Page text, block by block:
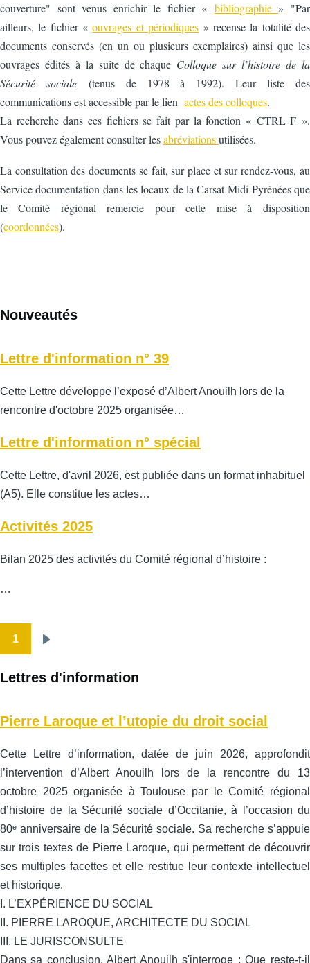
couverture" sont venus enrichir le fichier « bibliographie » "Par
ailleurs, le fichier «ouvrages et périodiques » recense la totalité des
documents conservés (en un ou plusieurs exemplaires) ainsi que les
ouvrages édités à la suite de chaque Colloque sur l’histoire de la
Sécurité sociale (tenus de 1978 à 1992). Leur liste des
communications est accessible par le lien actes des colloques.
La recherche dans ces fichiers se fait par la fonction « CTRL F ».
Vous pouvez également consulter lesabréviationsutilisées.
La consultation des documents se fait, sur place et sur rendez-vous, au
Service documentation dans les locaux de la Carsat Midi-Pyrénées que
le Comité régional remercie pour cette mise à disposition
(coordonnées).
Nouveautés
Lettre d'information n° 39
Cette Lettre développe l’exposé d’Albert Anouilh lors de la
rencontre d'octobre 2025 organisée…
Lettre d'information n° spécial
Cette Lettre, d'avril 2026, est publiée dans un format inhabituel
(A5). Elle constitue les actes…
Activités 2025
Bilan 2025 des activités du Comité régional d’histoire :
…
1
Lettres d'information
Pierre Laroque et l’utopie du droit social
Cette Lettre d’information, datée de juin 2026, approfondit
l’intervention d’Albert Anouilh lors de la rencontre du 13
octobre 2025 organisée à Toulouse par le Comité régional
d’histoire de la Sécurité sociale d’Occitanie, à l’occasion du
80ᵉ anniversaire de la Sécurité sociale. Sa recherche s’appuie
sur trois textes de Pierre Laroque, qui permettent de découvrir
ses multiples facettes et elle restitue leur contexte intellectuel
et historique.
I. L’EXPÉRIENCE DU SOCIAL
II. PIERRE LAROQUE, ARCHITECTE DU SOCIAL
III. LE JURISCONSULTE
Dans sa conclusion, Albert Anouilh s'interroge : Que reste-t-il